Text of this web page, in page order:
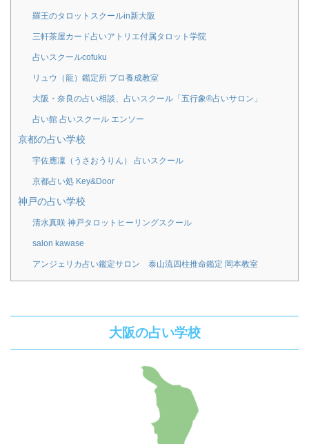
羅王のタロットスクールin新大阪
三軒茶屋カード占いアトリエ付属タロット学院
占いスクールcofuku
リュウ（龍）鑑定所 プロ養成教室
大阪・奈良の占い相談、占いスクール「五行象®占いサロン」
占い館 占いスクール エンソー
京都の占い学校
宇佐應凜（うさおうりん） 占いスクール
京都占い処 Key&Door
神戸の占い学校
清水真咲 神戸タロットヒーリングスクール
salon kawase
アンジェリカ占い鑑定サロン 泰山流四柱推命鑑定 岡本教室
大阪の占い学校